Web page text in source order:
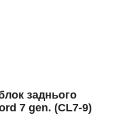
заднього
7 gen. (CL7-9)